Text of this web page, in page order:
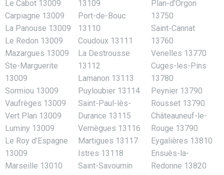
Le Cabot 13009
Carpiagne 13009
La Panouse 13009
Le Redon 13009
Mazargues 13009
Ste-Marguerite
13009
Sormiou 13009
Vaufrèges 13009
Vert Plan 13009
Luminy 13009
Le Roy d’Espagne
13009
Marseille 13010
13109
Port-de-Bouc
13110
Coudoux 13111
La Destrousse
13112
Lamanon 13113
Puyloubier 13114
Saint-Paul-lès-
Durance 13115
Vernègues 13116
Martigues 13117
Istres 13118
Saint-Savournin
Plan-d’Orgon
13750
Saint-Cannat
13760
Venelles 13770
Cuges-les-Pins
13780
Peynier 13790
Rousset 13790
Châteauneuf-le-
Rouge 13790
Eygalières 13810
Ensuès-la-
Redonne 13820